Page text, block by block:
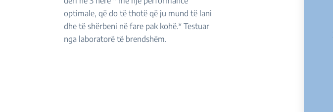
optimale, që do të thotë që ju mund të lani
dhe të shërbeni në fare pak kohë.* Testuar
nga laboratorë të brendshëm.